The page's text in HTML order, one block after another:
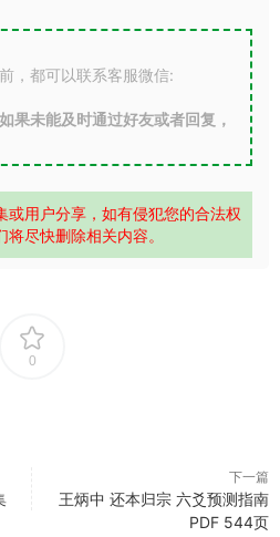
，都可以联系客服微信:
果未能及时通过好友或者回复，
或用户分享，如有侵犯您的合法权
尽快删除相关内容。
0
下一篇
王炳中 还本归宗 六爻预测指南
PDF 544页